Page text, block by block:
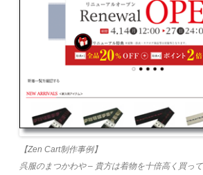
【Zen Cart制作事例】
呉服のまつかわや – 貴方は着物を十倍高く買っ